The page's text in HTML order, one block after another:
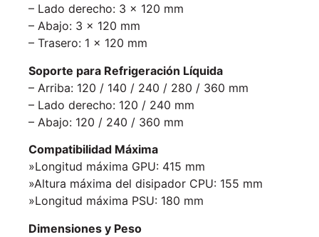
– Lado derecho: 3 x 120 mm
– Abajo: 3 x 120 mm
– Trasero: 1 x 120 mm
Soporte para Refrigeración Líquida
– Arriba: 120 / 140 / 240 / 280 / 360 mm
– Lado derecho: 120 / 240 mm
– Abajo: 120 / 240 / 360 mm
Compatibilidad Máxima
»Longitud máxima GPU: 415 mm
»Altura máxima del disipador CPU: 155 mm
»Longitud máxima PSU: 180 mm
Dimensiones y Peso